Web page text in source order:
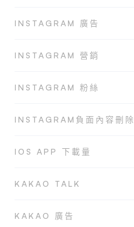
INSTAGRAM 廣告
INSTAGRAM 營銷
INSTAGRAM 粉絲
INSTAGRAM負面內容刪除
IOS APP 下載量
KAKAO TALK
KAKAO 廣告